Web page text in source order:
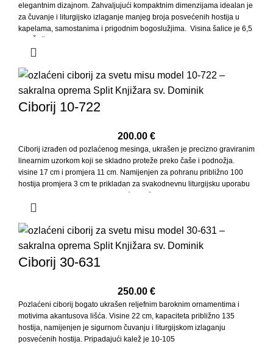
elegantnim dizajnom. Zahvaljujući kompaktnim dimenzijama idealan je
za čuvanje i liturgijsko izlaganje manjeg broja posvećenih hostija u
kapelama, samostanima i prigodnim bogoslužjima. Visina šalice je 6,5
cm. Čaša je promjera 9,5 cm i ima kapacitet cca 30 hostija.
Ciborij 10-722
200.00 €
Ciborij izrađen od pozlaćenog mesinga, ukrašen je precizno graviranim
linearnim uzorkom koji se skladno proteže preko čaše i podnožja.
visine 17 cm i promjera 11 cm. Namijenjen za pohranu približno 100
hostija promjera 3 cm te prikladan za svakodnevnu liturgijsku uporabu
u crkvama i kapelama. Pripadajući kalež je 10-725
Ciborij 30-631
250.00 €
Pozlaćeni ciborij bogato ukrašen reljefnim baroknim ornamentima i
motivima akantusova lišća. Visine 22 cm, kapaciteta približno 135
hostija, namijenjen je sigurnom čuvanju i liturgijskom izlaganju
posvećenih hostija. Pripadajući kalež je 10-105